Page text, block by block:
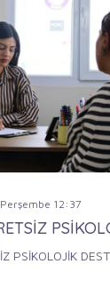
12:37
PSİKOLOJİK